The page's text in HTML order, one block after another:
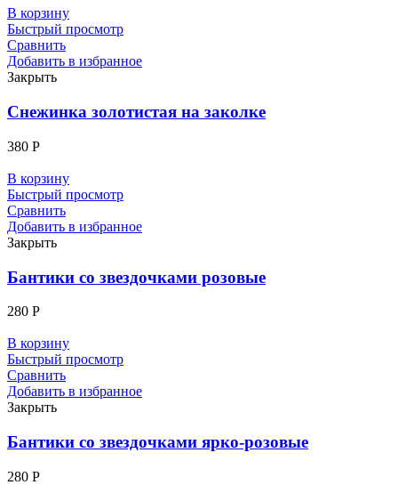
В корзину
Быстрый просмотр
Сравнить
Добавить в избранное
Закрыть
Снежинка золотистая на заколке
380 Р
В корзину
Быстрый просмотр
Сравнить
Добавить в избранное
Закрыть
Бантики со звездочками розовые
280 Р
В корзину
Быстрый просмотр
Сравнить
Добавить в избранное
Закрыть
Бантики со звездочками ярко-розовые
280 Р